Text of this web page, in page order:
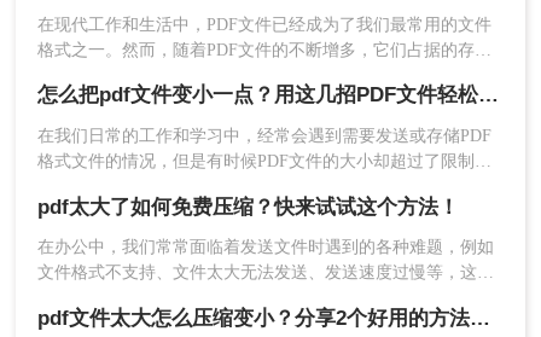
加要压缩的PDF文件，如果需要批量压缩PDF文
件，那么可以直接添加文件夹，这样可以节省很多
时间，操作也方便很多。界面上的通用设置也可以
按需设置。
您将PDF文件压缩到20MB大小，以便更方便地与他人分享。
在现代工作和生活中，PDF文件已经成为了我们最常用的文件
格式之一。然而，随着PDF文件的不断增多，它们占据的存储
么如何缩小pdf文件的大小呢？本文将为大家介绍一些简单而有
效的方法，帮助你降低PDF文件的存储空间占用。
怎么把pdf文件变小一点？用这几招PDF文件轻松压缩！
在我们日常的工作和学习中，经常会遇到需要发送或存储PDF
格式文件的情况，但是有时候PDF文件的大小却超过了限制或
么，怎么把pdf文件变小一点呢？下面将给大家介绍几种方法。
pdf太大了如何免费压缩？快来试试这个方法！
​在办公中，我们常常面临着发送文件时遇到的各种难题，例如
文件格式不支持、文件太大无法发送、发送速度过慢等，这些
办法，比如当我们遇到PDF文件太大的情况时，我们可以利用
pdf文件太大怎么压缩变小？分享2个好用的方法，简单又快捷！